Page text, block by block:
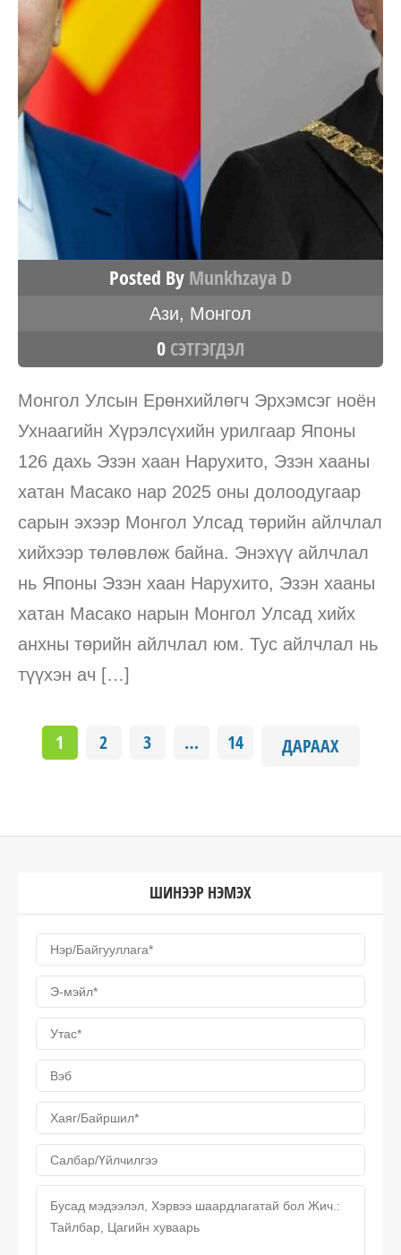
Posted By Munkhzaya D
Ази, Монгол
0 СЭТГЭГДЭЛ
Монгол Улсын Ерөнхийлөгч Эрхэмсэг ноён
Ухнаагийн Хүрэлсүхийн урилгаар Японы
126 дахь Эзэн хаан Нарухито, Эзэн хааны
хатан Масако нар 2025 оны долоодугаар
сарын эхээр Монгол Улсад төрийн айлчлал
хийхээр төлөвлөж байна. Энэхүү айлчлал
нь Японы Эзэн хаан Нарухито, Эзэн хааны
хатан Масако нарын Монгол Улсад хийх
анхны төрийн айлчлал юм. Тус айлчлал нь
түүхэн ач […]
1 2 3 … 14 ДАРААХ
ШИНЭЭР НЭМЭХ